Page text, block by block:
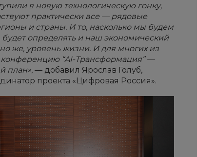
в новую технологическую гонку,
практически все — рядовые
и страны. И то, насколько мы будем
определять и наш экономический
же, уровень жизни. И для многих из
конференцию “AI-Трансформация” —
план», — добавил Ярослав Голуб,
проекта «Цифровая Россия».